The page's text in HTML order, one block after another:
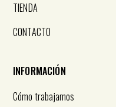
TIENDA
CONTACTO
INFORMACIÓN
Cómo trabajamos